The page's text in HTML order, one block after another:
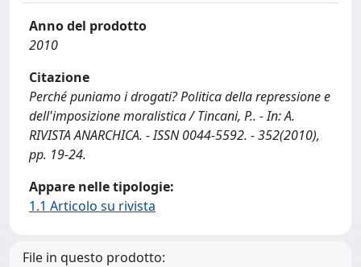
Anno del prodotto
2010
Citazione
Perché puniamo i drogati? Politica della repressione e
dell'imposizione moralistica / Tincani, P.. - In: A.
RIVISTA ANARCHICA. - ISSN 0044-5592. - 352(2010),
pp. 19-24.
Appare nelle tipologie:
1.1 Articolo su rivista
File in questo prodotto: